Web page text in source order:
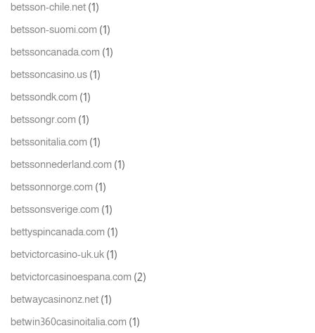
betsson-chile.net (1)
betsson-suomi.com (1)
betssoncanada.com (1)
betssoncasino.us (1)
betssondk.com (1)
betssongr.com (1)
betssonitalia.com (1)
betssonnederland.com (1)
betssonnorge.com (1)
betssonsverige.com (1)
bettyspincanada.com (1)
betvictorcasino-uk.uk (1)
betvictorcasinoespana.com (2)
betwaycasinonz.net (1)
betwin360casinoitalia.com (1)